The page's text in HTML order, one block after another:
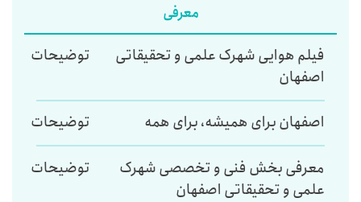
معرفی
فیلم هوایی شهرک علمی و تحقیقاتی
اصفهان
توضیحات
اصفهان برای همیشه، برای همه توضیحات
معرفی بخش فنی و تخصصی شهرک
علمی و تحقیقاتی اصفهان
توضیحات